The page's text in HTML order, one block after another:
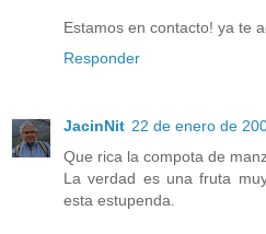
Estamos en contacto! ya te
Responder
JacinNit 22 de enero de
Que rica la compota de
La verdad es una fruta
esta estupenda.